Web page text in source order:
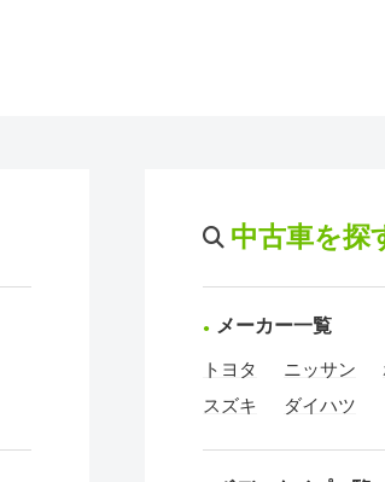
中古車を探
メーカー一覧
トヨタ ニッサン
スズキ
ダイハツ